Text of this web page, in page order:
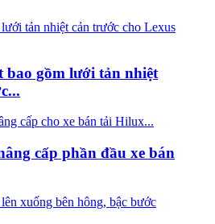
bao gồm lưới tản nhiệt
cấp phần đầu xe bán